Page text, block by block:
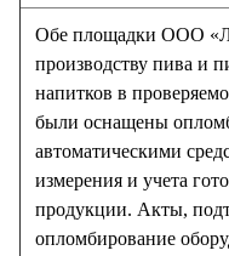
Обе площадки ООО
производству пива и
напитков в
были оснащены
автоматическими
измерения и учета
продукции. Акты,
опломбирование